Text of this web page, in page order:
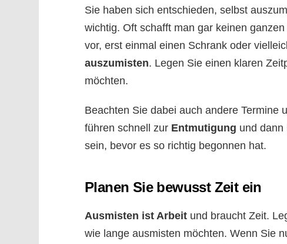
Sie haben sich entschieden, selbst
wichtig. Oft schafft man gar keinen
vor, erst einmal einen Schrank oder
auszumisten. Legen Sie einen klaren
möchten.
Beachten Sie dabei auch andere Termine
führen schnell zur Entmutigung und dann
sein, bevor es so richtig begonnen hat.
Planen Sie bewusst Zeit ein
Ausmisten ist Arbeit und braucht Zeit.
wie lange ausmisten möchten. Wenn Sie